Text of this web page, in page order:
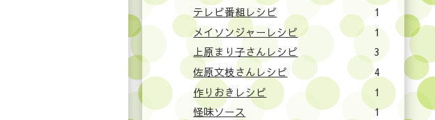
テレビ番組レシピ
1
メイソンジャーレシピ
1
上原まり子さんレシピ
3
佐原文枝さんレシピ
4
作りおきレシピ
1
怪味ソース
1